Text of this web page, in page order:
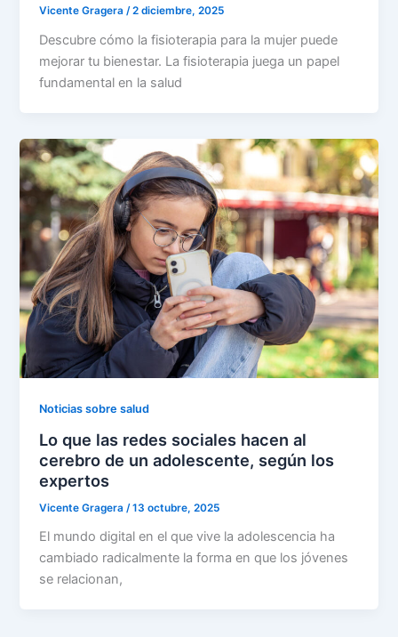
Vicente Gragera/2 diciembre, 2025
Descubre cómo la fisioterapia para la mujer puede
mejorar tu bienestar. La fisioterapia juega un papel
fundamental en la salud
Noticias sobre salud
Lo que las redes sociales hacen al
cerebro de un adolescente, según los
expertos
Vicente Gragera /13 octubre, 2025
El mundo digital en el que vive la adolescencia ha
cambiado radicalmente la forma en que los jóvenes
se relacionan,